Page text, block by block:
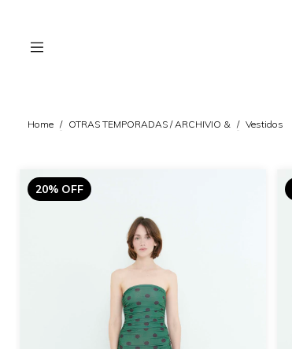
Home / OTRAS TEMPORADAS / ARCHIVIO & / Vestidos
20% OFF